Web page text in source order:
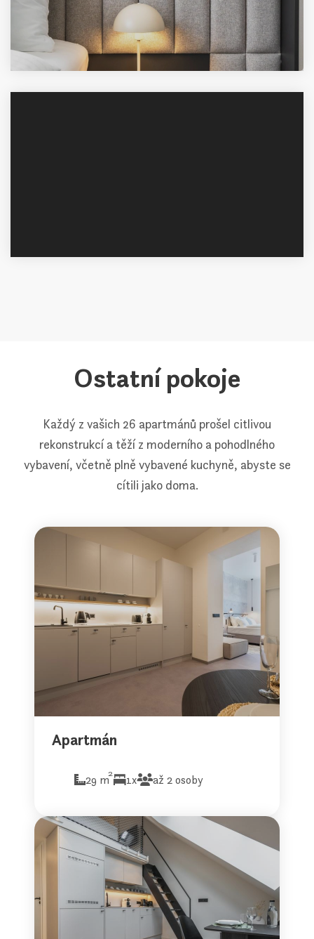
Ostatní pokoje
Každý z vašich 26 apartmánů prošel citlivou
rekonstrukcí a těží z moderního a pohodlného
vybavení, včetně plně vybavené kuchyně, abyste se
cítili jako doma.
Apartmán
29 m2 1x až 2 osoby